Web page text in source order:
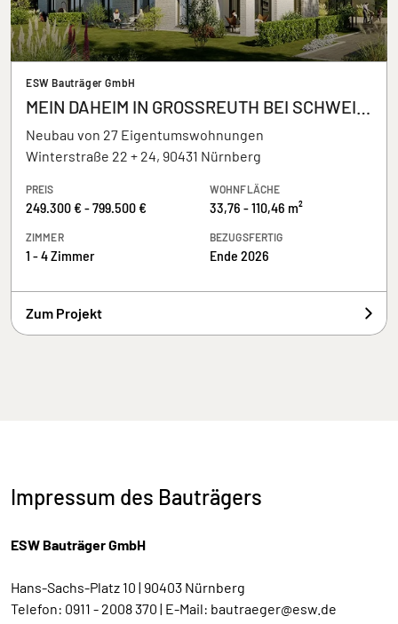
ESW Bauträger GmbH
Neubau von 27 Eigentumswohnungen
Winterstraße 22 + 24, 90431 Nürnberg
PREIS
249.300 € - 799.500 €
WOHNFLÄCHE
33,76 - 110,46 m²
ZIMMER
1 - 4 Zimmer
BEZUGSFERTIG
Ende 2026
Zum Projekt
Impressum des Bauträgers
ESW Bauträger GmbH
Hans-Sachs-Platz 10 | 90403 Nürnberg
Telefon: 0911 - 2008 370 | E-Mail: bautraeger@esw.de